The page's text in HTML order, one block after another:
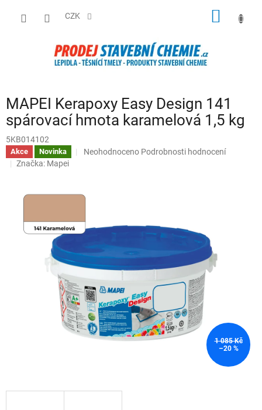
CZK
MAPEI Kerapoxy Easy Design 141
spárovací hmota karamelová 1,5 kg
5KB014102
Akce Novinka
Průměrné
0,0
hvězdiček.
Neohodnoceno Podrobnosti hodnocení
Značka: Mapei
1 085 Kč
–20 %